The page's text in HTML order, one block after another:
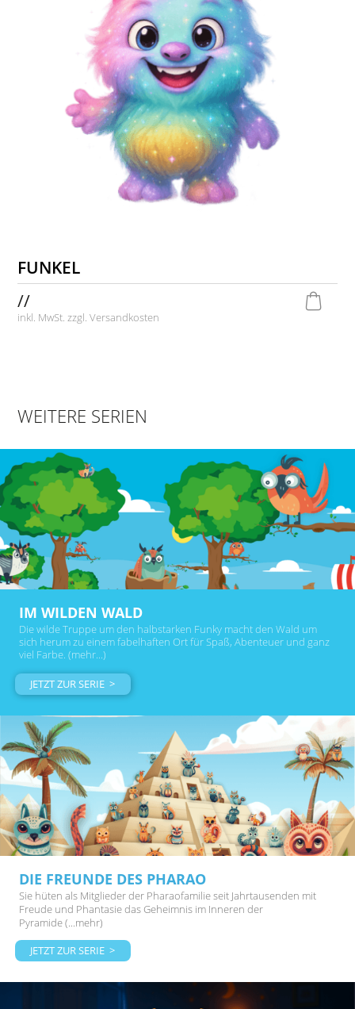
FUNKEL
//
inkl. MwSt. zzgl.Versandkosten
WEITERE SERIEN
IM WILDEN WALD
Die wilde Truppe um den halbstarken Funky macht den Wald um
sich herum zu einem fabelhaften Ort für Spaß, Abenteuer und ganz
viel Farbe. (mehr...)
JETZT ZUR SERIE >
DIE FREUNDE DES PHARAO
Sie hüten als Mitglieder der Pharaofamilie seit Jahrtausenden mit
Freude und Phantasie das Geheimnis im Inneren der
Pyramide (...mehr)
JETZT ZUR SERIE >